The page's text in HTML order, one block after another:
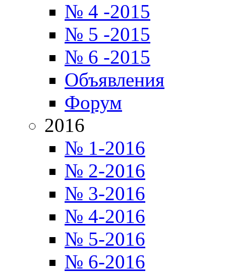
№ 4 -2015
№ 5 -2015
№ 6 -2015
Объявления
Форум
2016
№ 1-2016
№ 2-2016
№ 3-2016
№ 4-2016
№ 5-2016
№ 6-2016